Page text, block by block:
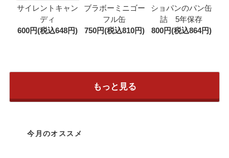
サイレントキャン
ディ
600円(税込648円)
ブラボーミニゴー
フル缶
750円(税込810円)
ショパンのパン缶
詰 5年保存
800円(税込864円)
もっと見る
今月のオススメ